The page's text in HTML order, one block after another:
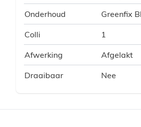
Onderhoud Greenfix
Colli 1
Afwerking Afgelakt
Draaibaar Nee